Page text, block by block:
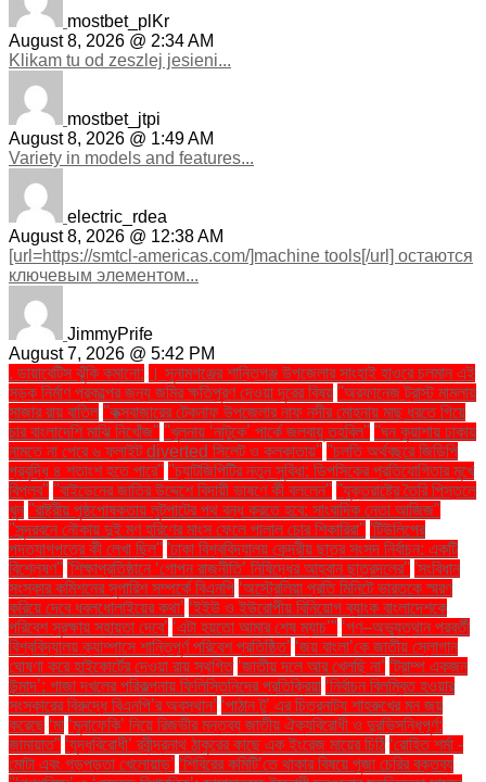
mostbet_plKr
August 8, 2026 @ 2:34 AM
Klikam tu od zeszlej jesieni...
mostbet_jtpi
August 8, 2026 @ 1:49 AM
Variety in models and features...
electric_rdea
August 8, 2026 @ 12:38 AM
[url=https://smtcl-americas.com/]machine tools[/url] остаются
ключевым элементом...
JimmyPrife
August 7, 2026 @ 5:42 PM
. ডায়াবেটিস ঝুঁকি কমানো:
। সুনামগঞ্জের শান্তিগঞ্জ উপজেলার সাংহাই হাওরে চলমান এই
সড়ক নির্মাণ প্রকল্পের জন্য জমির ক্ষতিপূরণ দেওয়া দূরের বিষয় ''অরফানেজ ট্রাস্ট মামলায়
সাজার রায় বাতিল ''কক্সবাজারের টেকনাফ উপজেলার নাফ নদীর মোহনায় মাছ ধরতে গিয়ে
চার বাংলাদেশি মাঝি নিখোঁজ'' ''খুলনায় ‘নাটুকে’ পার্কে জলবায়ু তহবিল'' ''ঘন কুয়াশায় ঢাকায়
নামতে না পেরে ৬ ফ্লাইট diverted সিলেট ও কলকাতায়'' ''চলতি অর্থবছরে জিডিপি
প্রবৃদ্ধি ৪ শতাংশ হতে পারে'' ''চ্যাটজিপিটির নতুন সুবিধা: ডিপসিকের প্রতিযোগিতার মুখে
বিপ্লব'' ''বাইডেনের জাতির উদ্দেশে বিদায়ী ভাষণে কী বললেন'' ''যুক্তরাষ্ট্রে তৈরি পিস্তলে
খুন ''রাষ্ট্রীয় পৃষ্ঠপোষকতায় লুটপাটের পথ বন্ধ করতে হবে: সাংবাদিক নেতা আজিজ"
''সুন্দরবনে নৌকায় দুই মণ হরিণের মাংস ফেলে পালাল চোর শিকারিরা'' 'টিউলিপের
পদত্যাগপত্রে কী লেখা ছিল'' 'ঢাকা বিশ্ববিদ্যালয় কেন্দ্রীয় ছাত্র সংসদ নির্বাচন: একটি
বিশ্লেষণ'' 'শিক্ষাপ্রতিষ্ঠানে ‘গোপন রাজনীতি’ নিষিদ্ধের আহ্বান ছাত্রদলের'' 'সংবিধান
সংস্কার কমিশনের সুপারিশ সম্পর্কে বিএনপি ‘অস্ট্রেলিয়া প্রতি মিনিটে ভারতকে স্মরণ
করিয়ে দেবে ধবলধোলাইয়ের কথা’ ‘ইইউ ও ইউরোপীয় বিনিয়োগ ব্যাংক বাংলাদেশকে
পরিবেশ সুরক্ষায় সহায়তা দেবে’ ‘এটা হয়তো আমার শেষ ম্যাচ’" ‘গণ–অভ্যুত্থান পরবর্তী
বিশ্ববিদ্যালয় ক্যাম্পাসে শান্তিপূর্ণ পরিবেশ প্রতিষ্ঠিত’ ‘জয় বাংলা’কে জাতীয় স্লোগান
ঘোষণা করে হাইকোর্টের দেওয়া রায় স্থগিত ‘জাতীয় দলে আর খেলছি না’ ‘ট্রাম্প একজন
উন্মাদ’: গাজা দখলের পরিকল্পনায় ফিলিস্তিনিদের প্রতিক্রিয়া ‘নির্বাচন বিলম্বিত হওয়ার
সংস্কারের বিরুদ্ধে বিএনপি’র অবস্থান’ ‘পাঠান টু’ এর চিত্রনাট্য শাহরুখের মন জয়
করেছে ‘মা ‘মুনাফেকি’ নিয়ে রিজভীর মন্তব্য জাতীয় ঐক্যবিরোধী ও দুরভিসন্ধিপূর্ণ:
জামায়াত" ‘যুদ্ধবিরোধী’ রবীন্দ্রনাথ ঠাকুরের কাছে এক ইংরেজ মায়ের চিঠি ‘রোহিত শর্মা -
মোটা এবং গড়পড়তা খেলোয়াড়’ ‘শিবিরের কমিটি’তে থাকার বিষয়ে পূজা চেরির বক্তব্য